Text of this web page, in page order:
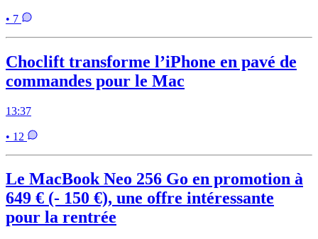
• 7
Choclift transforme l’iPhone en pavé de
commandes pour le Mac
13:37
• 12
Le MacBook Neo 256 Go en promotion à
649 € (- 150 €), une offre intéressante
pour la rentrée